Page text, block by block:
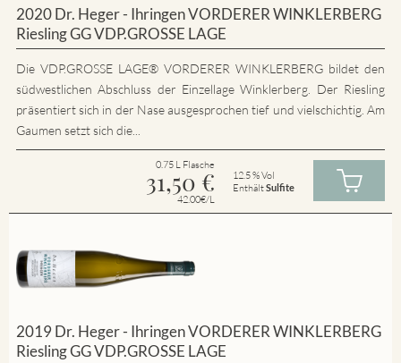
2020 Dr. Heger - Ihringen VORDERER WINKLERBERG
Riesling GG VDP.GROSSE LAGE
Die VDP.GROSSE LAGE® VORDERER WINKLERBERG bildet den
südwestlichen Abschluss der Einzellage Winklerberg. Der Riesling
präsentiert sich in der Nase ausgesprochen tief und vielschichtig. Am
Gaumen setzt sich die...
0.75 L Flasche
31,50 €
42.00€/L
12.5 % Vol
EnthältSulfite
2019 Dr. Heger - Ihringen VORDERER WINKLERBERG
Riesling GG VDP.GROSSE LAGE